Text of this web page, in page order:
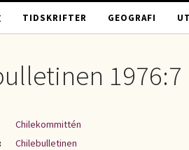
TIDSKRIFTER GEOGRAFI
1976:7
Chilekommittén
Chilebulletinen